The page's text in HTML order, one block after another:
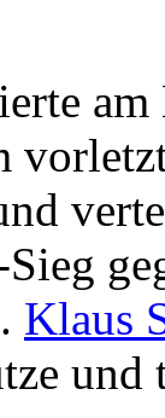
Sieg
Klaus